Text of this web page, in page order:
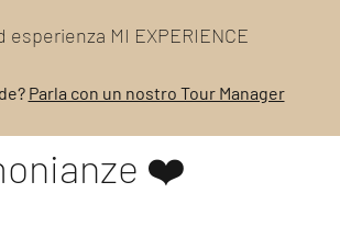
MI EXPERIENCE
Parla con un nostro Tour Manager
❤️